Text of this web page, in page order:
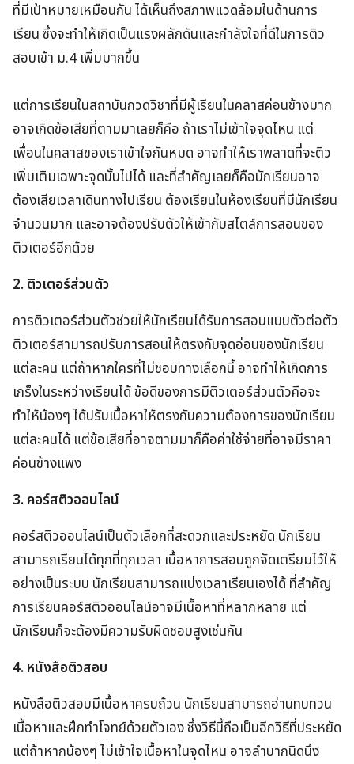
ที่มีเป้าหมายเหมือนกัน ได้เห็นถึงสภาพแวดล้อมในด้านการ
เรียน ซึ่งจะทำให้เกิดเป็นแรงผลักดันและกำลังใจที่ดีในการติว
สอบเข้า ม.4 เพิ่มมากขึ้น
แต่การเรียนในสถาบันกวดวิชาที่มีผู้เรียนในคลาสค่อนข้างมาก
อาจเกิดข้อเสียที่ตามมาเลยก็คือ ถ้าเราไม่เข้าใจจุดไหน แต่
เพื่อนในคลาสของเราเข้าใจกันหมด อาจทำให้เราพลาดที่จะติว
เพิ่มเติมเฉพาะจุดนั้นไปได้ และที่สำคัญเลยก็คือนักเรียนอาจ
ต้องเสียเวลาเดินทางไปเรียน ต้องเรียนในห้องเรียนที่มีนักเรียน
จำนวนมาก และอาจต้องปรับตัวให้เข้ากับสไตล์การสอนของ
ติวเตอร์อีกด้วย
2. ติวเตอร์ส่วนตัว
การติวเตอร์ส่วนตัวช่วยให้นักเรียนได้รับการสอนแบบตัวต่อตัว
ติวเตอร์สามารถปรับการสอนให้ตรงกับจุดอ่อนของนักเรียน
แต่ละคน แต่ถ้าหากใครที่ไม่ชอบทางเลือกนี้ อาจทำให้เกิดการ
เกร็งในระหว่างเรียนได้ ข้อดีของการมีติวเตอร์ส่วนตัวคือจะ
ทำให้น้องๆ ได้ปรับเนื้อหาให้ตรงกับความต้องการของนักเรียน
แต่ละคนได้ แต่ข้อเสียที่อาจตามมาก็คือค่าใช้จ่ายที่อาจมีราคา
ค่อนข้างแพง
3. คอร์สติวออนไลน์
คอร์สติวออนไลน์เป็นตัวเลือกที่สะดวกและประหยัด นักเรียน
สามารถเรียนได้ทุกที่ทุกเวลา เนื้อหาการสอนถูกจัดเตรียมไว้ให้
อย่างเป็นระบบ นักเรียนสามารถแบ่งเวลาเรียนเองได้ ที่สำคัญ
การเรียนคอร์สติวออนไลน์อาจมีเนื้อหาที่หลากหลาย แต่
นักเรียนก็จะต้องมีความรับผิดชอบสูงเช่นกัน
4. หนังสือติวสอบ
หนังสือติวสอบมีเนื้อหาครบถ้วน นักเรียนสามารถอ่านทบทวน
เนื้อหาและฝึกทำโจทย์ด้วยตัวเอง ซึ่งวิธีนี้ถือเป็นอีกวิธีที่ประหยัด
แต่ถ้าหากน้องๆ ไม่เข้าใจเนื้อหาในจุดไหน อาจลำบากนิดนึง